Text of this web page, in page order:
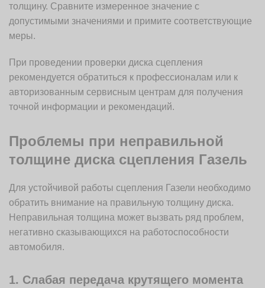
толщину. Сравните измеренное значение с
допустимыми значениями и примите соответствующие
меры.
При проведении проверки диска сцепления
рекомендуется обратиться к профессионалам или к
авторизованным сервисным центрам для получения
точной информации и рекомендаций.
Проблемы при неправильной
толщине диска сцепления Газель
Для устойчивой работы сцепления Газели необходимо
обратить внимание на правильную толщину диска.
Неправильная толщина может вызвать ряд проблем,
негативно сказывающихся на работоспособности
автомобиля.
1. Слабая передача крутящего момента